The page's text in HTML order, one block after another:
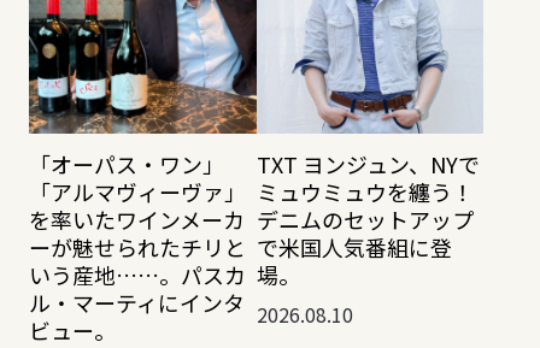
「オーパス・ワン」
「アルマヴィーヴァ」
を率いたワインメーカ
ーが魅せられたチリと
いう産地……。パスカ
ル・マーティにインタ
ビュー。
TXT ヨンジュン、NYで
ミュウミュウを纏う！
デニムのセットアップ
で米国人気番組に登
場。
2026.08.10